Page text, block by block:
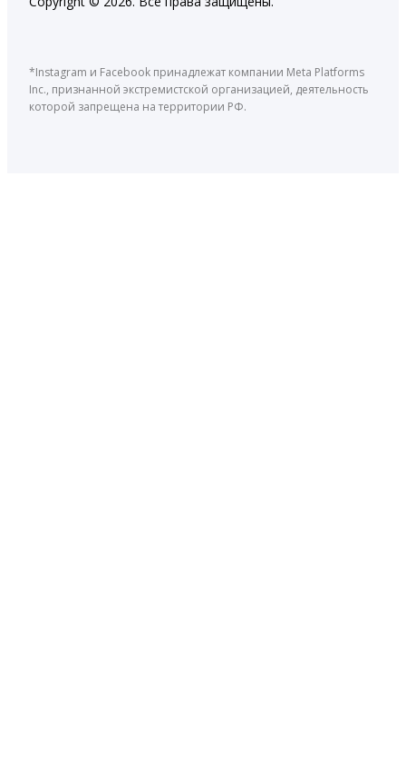
*Instagram и Facebook принадлежат компании Meta Platforms
Inc., признанной экстремистской организацией, деятельность
которой запрещена на территории РФ.